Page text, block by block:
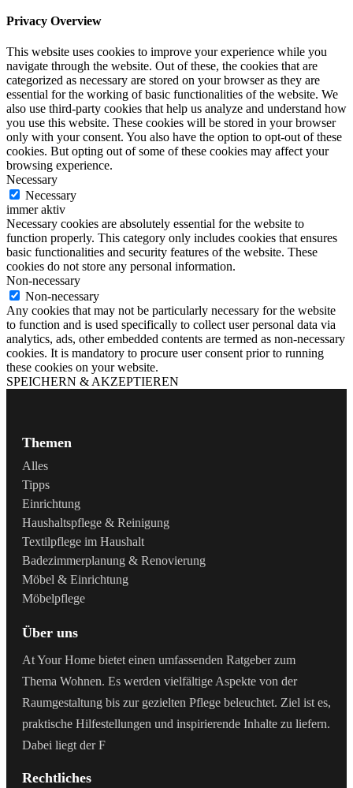
Privacy Overview
This website uses cookies to improve your experience while you
navigate through the website. Out of these, the cookies that are
categorized as necessary are stored on your browser as they are
essential for the working of basic functionalities of the website. We
also use third-party cookies that help us analyze and understand how
you use this website. These cookies will be stored in your browser
only with your consent. You also have the option to opt-out of these
cookies. But opting out of some of these cookies may affect your
browsing experience.
Necessary
Necessary
immer aktiv
Necessary cookies are absolutely essential for the website to
function properly. This category only includes cookies that ensures
basic functionalities and security features of the website. These
cookies do not store any personal information.
Non-necessary
Non-necessary
Any cookies that may not be particularly necessary for the website
to function and is used specifically to collect user personal data via
analytics, ads, other embedded contents are termed as non-necessary
cookies. It is mandatory to procure user consent prior to running
these cookies on your website.
SPEICHERN & AKZEPTIEREN
Themen
Alles
Tipps
Einrichtung
Haushaltspflege & Reinigung
Textilpflege im Haushalt
Badezimmerplanung & Renovierung
Möbel & Einrichtung
Möbelpflege
Über uns
At Your Home bietet einen umfassenden Ratgeber zum
Thema Wohnen. Es werden vielfältige Aspekte von der
Raumgestaltung bis zur gezielten Pflege beleuchtet. Ziel ist es,
praktische Hilfestellungen und inspirierende Inhalte zu liefern.
Dabei liegt der F
Rechtliches